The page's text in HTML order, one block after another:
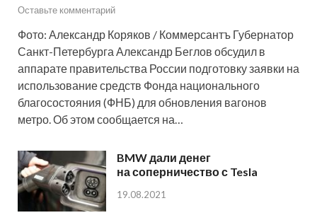
Оставьте комментарий
Фото: Александр Коряков / Коммерсантъ Губернатор
Санкт-Петербурга Александр Беглов обсудил в
аппарате правительства России подготовку заявки на
использование средств Фонда национального
благосостояния (ФНБ) для обновления вагонов
метро. Об этом сообщается на…
BMW дали денег
на соперничество с Tesla
19.08.2021